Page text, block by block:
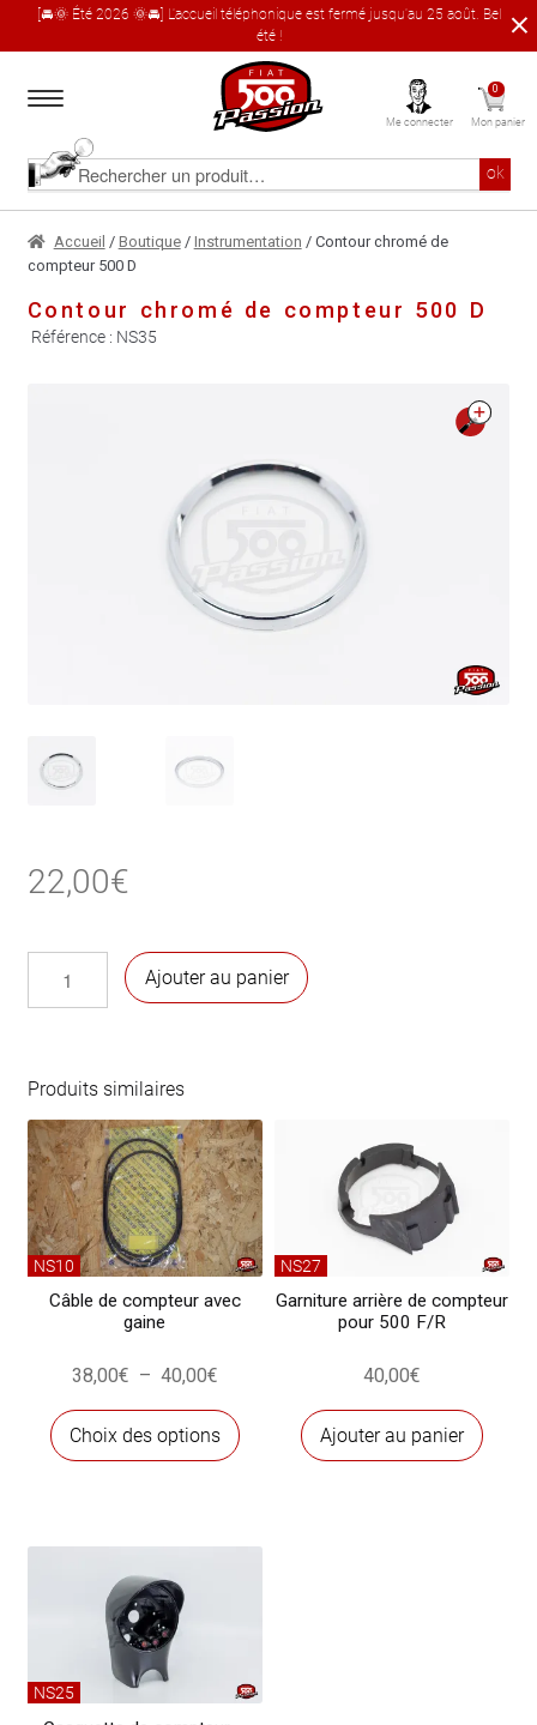
[🚘🌞 Été 2026 🌞🚘] L'accueil téléphonique est fermé jusqu'au 25 août. Bel
été !
à
navigation
au
contenu
Rechercher
produit
ok
Accueil
Le catalogue produit
À propos
Me connecter
0
Mon panier
Accueil / Boutique/ Instrumentation / Contour chromé de
compteur 500 D
Contour chromé de compteur 500 D
Référence : NS35
22,00€
de
compteur
500
D
Ajouter au panier
Produits similaires
NS10
Câble de compteur avec
gaine
38,00€ – 40,00€Plage
de
prix :
38,00€
Choix des options
Ce
variations.
choisies
NS27
Garniture arrière de compteur
pour 500 F/R
40,00€
Ajouter au panier
NS25